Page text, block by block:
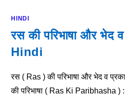
HINDI
रस की परिभाषा और भेद
Hindi
रस ( Ras ) की परिभाषा और भेद व
की परिभाषा ( Ras Ki Paribhasha )